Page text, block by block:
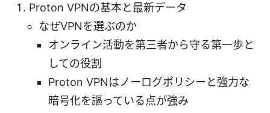
Proton VPNの基本と最新データ
なぜVPNを選ぶのか
オンライン活動を第三者から守る第一歩と
しての役割
Proton VPNはノーログポリシーと強力な
暗号化を謳っている点が強み